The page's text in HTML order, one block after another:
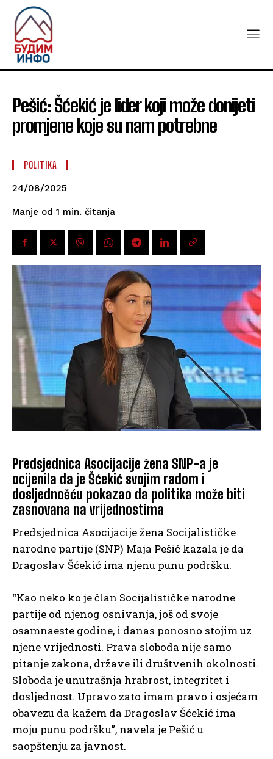
Pešić: Šćekić je lider koji može donijeti
promjene koje su nam potrebne
POLITIKA
24/08/2025
Manje od 1 min. čitanja
Predsjednica Asocijacije žena SNP-a je
ocijenila da je Šćekić svojim radom i
dosljednošću pokazao da politika može biti
zasnovana na vrijednostima
Predsjednica Asocijacije žena Socijalističke
narodne partije (SNP) Maja Pešić kazala je da
Dragoslav Šćekić ima njenu punu podršku.
“Kao neko ko je član Socijalističke narodne
partije od njenog osnivanja, još od svoje
osamnaeste godine, i danas ponosno stojim uz
njene vrijednosti. Prava sloboda nije samo
pitanje zakona, države ili društvenih okolnosti.
Sloboda je unutrašnja hrabrost, integritet i
dosljednost. Upravo zato imam pravo i osjećam
obavezu da kažem da Dragoslav Šćekić ima
moju punu podršku”, navela je Pešić u
saopštenju za javnost.